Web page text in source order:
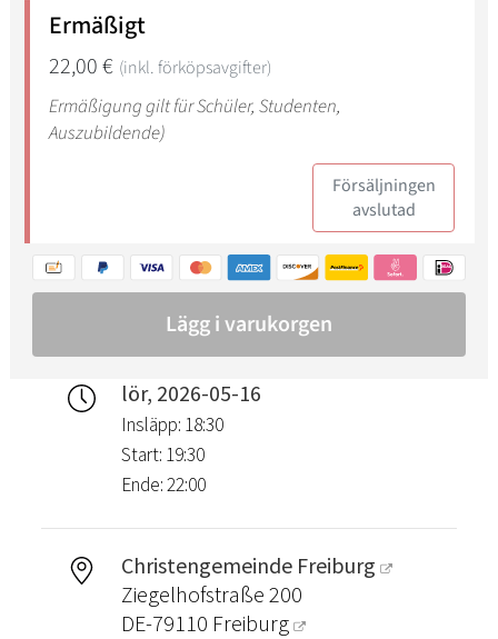
lör, 2026-05-16
Insläpp: 18:30
Start: 19:30
Ende: 22:00
Christengemeinde Freiburg
Ziegelhofstraße 200
DE-79110 Freiburg